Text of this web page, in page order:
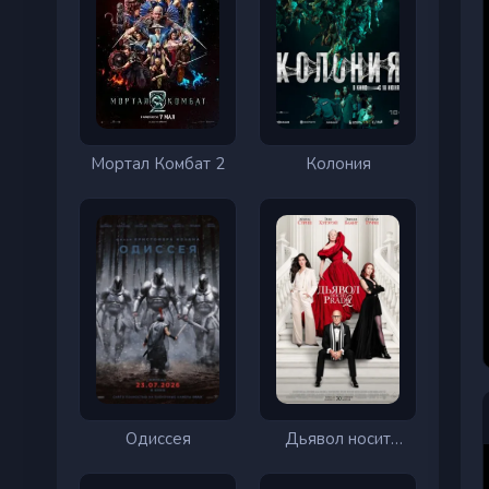
Мортал Комбат 2 Колония
Одиссея
Дьявол носит